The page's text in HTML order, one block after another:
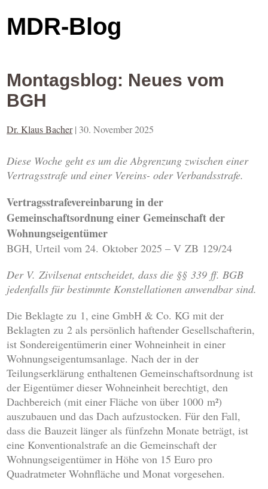
MDR-Blog
Montagsblog: Neues vom
BGH
Dr. Klaus Bacher | 30. November 2025
Diese Woche geht es um die Abgrenzung zwischen einer
Vertragsstrafe und einer Vereins- oder Verbandsstrafe.
Vertragsstrafevereinbarung in der
Gemeinschaftsordnung einer Gemeinschaft der
Wohnungseigentümer
BGH, Urteil vom 24. Oktober 2025 – V ZB 129/24
Der V. Zivilsenat entscheidet, dass die §§ 339 ff. BGB
jedenfalls für bestimmte Konstellationen anwendbar sind.
Die Beklagte zu 1, eine GmbH & Co. KG mit der
Beklagten zu 2 als persönlich haftender Gesellschafterin,
ist Sondereigentümerin einer Wohneinheit in einer
Wohnungseigentumsanlage. Nach der in der
Teilungserklärung enthaltenen Gemeinschaftsordnung ist
der Eigentümer dieser Wohneinheit berechtigt, den
Dachbereich (mit einer Fläche von über 1000 m²)
auszubauen und das Dach aufzustocken. Für den Fall,
dass die Bauzeit länger als fünfzehn Monate beträgt, ist
eine Konventionalstrafe an die Gemeinschaft der
Wohnungseigentümer in Höhe von 15 Euro pro
Quadratmeter Wohnfläche und Monat vorgesehen.